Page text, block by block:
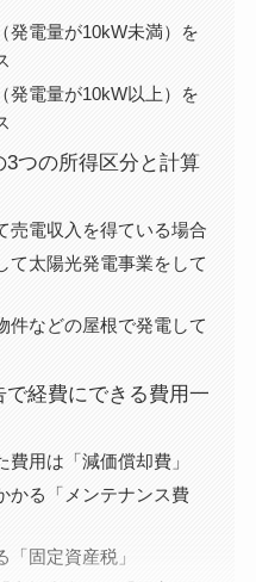
発電量が10kW未満）を
発電量が10kW以上）を
3つの所得区分と計算
売電収入を得ている場合
て太陽光発電事業をして
件などの屋根で発電して
経費にできる費用一
用は「減価償却費」
かる「メンテナンス費
固定資産税」